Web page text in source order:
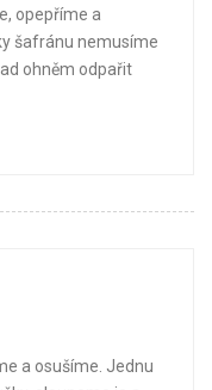
opepříme a
šafránu nemusíme
ohněm odpařit
a osušíme. Jednu